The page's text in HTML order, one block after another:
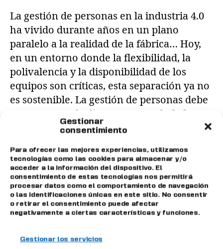
Gestionar
consentimiento
Para ofrecer las mejores experiencias, utilizamos
tecnologías como las cookies para almacenar y/o
acceder a la información del dispositivo. El
consentimiento de estas tecnologías nos permitirá
procesar datos como el comportamiento de navegación
o las identificaciones únicas en este sitio. No consentir
o retirar el consentimiento puede afectar
negativamente a ciertas características y funciones.
Gestionar los servicios
La gestión de personas en la industria 4.0
ha vivido durante años en un plano
paralelo a la realidad de la fábrica… Hoy,
en un entorno donde la flexibilidad, la
polivalencia y la disponibilidad de los
equipos son críticas, esta separación ya no
es sostenible. La gestión de personas debe
estar conectada directamente a la […]
industria 4.0,Mantenimiento ,MES,
Planificación, producción ,SGA
Entradas→